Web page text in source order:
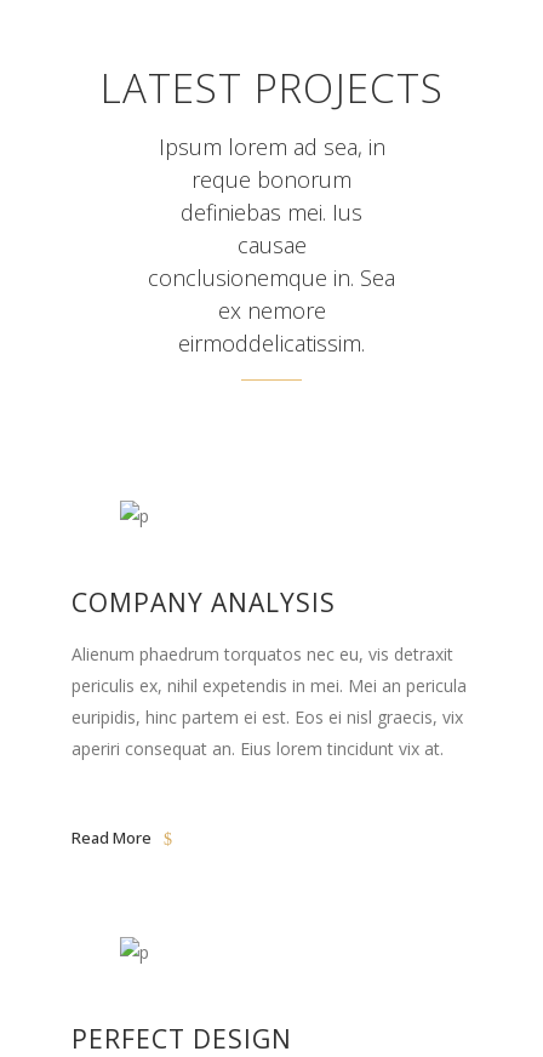
LATEST PROJECTS
Ipsum lorem ad sea, in
reque bonorum
definiebas mei. Ius
causae
conclusionemque in. Sea
ex nemore
eirmoddelicatissim.
COMPANY ANALYSIS
Alienum phaedrum torquatos nec eu, vis detraxit
periculis ex, nihil expetendis in mei. Mei an pericula
euripidis, hinc partem ei est. Eos ei nisl graecis, vix
aperiri consequat an. Eius lorem tincidunt vix at.
Read More
PERFECT DESIGN